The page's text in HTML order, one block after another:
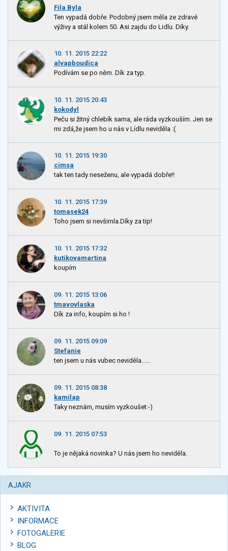
Fila Byla
Ten vypadá dobře. Podobný jsem měla ze zdravé
výživy a stál kolem 50. Asi zajdu do Lidlu. Díky.
10. 11. 2015 22:22
alvapboudica
Podívám se po něm. Dík za typ.
10. 11. 2015 20:43
kokodyl
Peču si žitný chlebík sama, ale ráda vyzkouším. Jen se
mi zdá,že jsem ho u nás v Lídlu neviděla :(
10. 11. 2015 19:30
cimsa
tak ten tady neseženu, ale vypadá dobře!!
10. 11. 2015 17:39
tomasek24
Toho jsem si nevšimla.Díky za tip!
10. 11. 2015 17:32
kutikovamartina
koupím
09. 11. 2015 13:06
tmavovlaska
Dík za info, koupím si ho !
09. 11. 2015 09:09
Stefanie
ten jsem u nás vubec neviděla......
09. 11. 2015 08:38
kamilap
Taky neznám, musím vyzkoušet:-)
09. 11. 2015 07:53
To je nějaká novinka? U nás jsem ho neviděla.
AJAKR
AKTIVITA
INFORMACE
FOTOGALERIE
BLOG